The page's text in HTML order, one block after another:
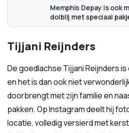
Memphis Depay is ook
dolblij met speciaal
Tijjani Reijnders
De goedlachse Tijjani Reijnders
en het is dan ook niet
doorbrengt met zijn familie en
pakken. Op Instagram deelt hij
locatie, volledig versierd met